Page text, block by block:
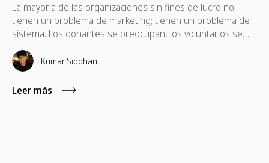
La mayoría de las organizaciones sin fines de lucro no
tienen un problema de marketing; tienen un problema de
sistema. Los donantes se preocupan, los voluntarios se
presentan, pero la participación no siempre dura. Esta guía
desglosa ideas prácticas de marketing para generar un
impacto a largo plazo.
Kumar Siddhant
Leer más